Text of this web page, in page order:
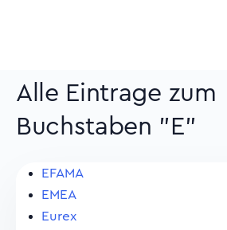
Alle Eintrage zum
Buchstaben "E"
EFAMA
EMEA
Eurex